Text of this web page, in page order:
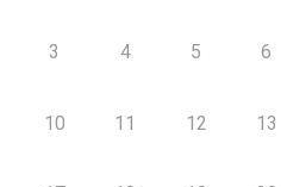
3 4 5 6
10 11 12 13